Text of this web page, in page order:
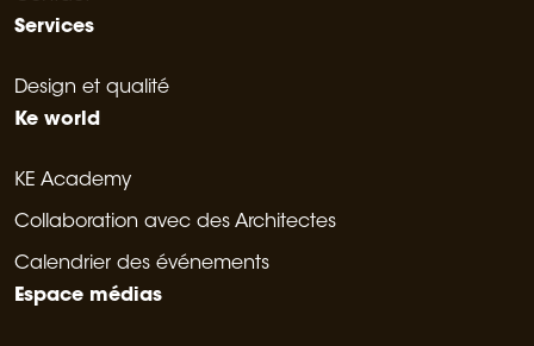
Services
Design et qualité
Ke world
KE Academy
Collaboration avec des Architectes
Calendrier des événements
Espace médias